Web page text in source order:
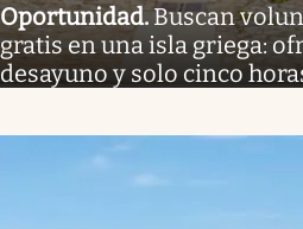
Oportunidad.Buscan
gratis en una isla griega:
desayuno y solo cinco